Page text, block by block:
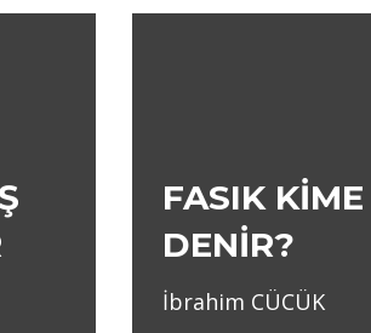
FASIK KİME
DENİR?
İbrahim CÜCÜK